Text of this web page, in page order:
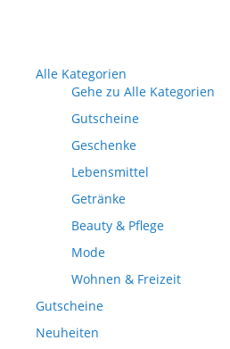
Alle Kategorien
Gehe zu Alle Kategorien
Gutscheine
Geschenke
Lebensmittel
Getränke
Beauty & Pflege
Mode
Wohnen & Freizeit
Gutscheine
Neuheiten